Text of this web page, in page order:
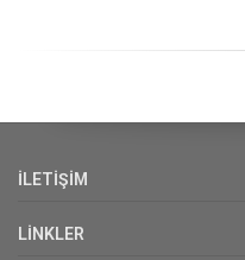
İLETİŞİM
LİNKLER